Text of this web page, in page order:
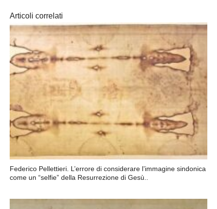
Articoli correlati
Federico Pellettieri. L’errore di considerare l’immagine sindonica
come un “selfie” della Resurrezione di Gesù..